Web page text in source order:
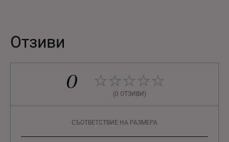
Отзиви
0
(0 ОТЗИВИ)
СЪОТВЕТСТВИЕ НА РАЗМЕРА